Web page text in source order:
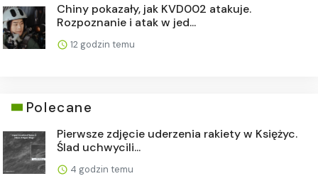
Chiny pokazały, jak KVD002 atakuje.
Rozpoznanie i atak w jed...
12 godzin temu
Polecane
Pierwsze zdjęcie uderzenia rakiety w Księżyc.
Ślad uchwycili...
4 godzin temu